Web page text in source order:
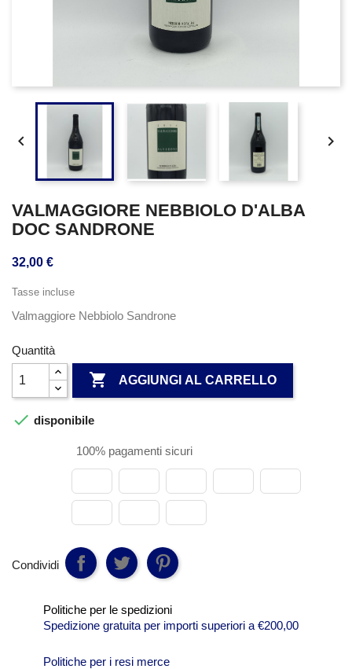
 
VALMAGGIORE NEBBIOLO D'ALBA
DOC SANDRONE
32,00 €
Tasse incluse
Valmaggiore Nebbiolo Sandrone
Quantità
 AGGIUNGI AL CARRELLO
 disponibile
100% pagamenti sicuri
Condividi
Politiche per le spedizioni
Spedizione gratuita per importi superiori a €200,00
Politiche per i resi merce